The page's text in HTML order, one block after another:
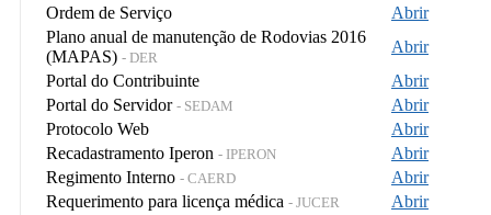
Ordem de Serviço
Abrir
Plano anual de manutenção de Rodovias 2016
(MAPAS) - DER
Abrir
Portal do Contribuinte
Abrir
Portal do Servidor - SEDAM
Abrir
Protocolo Web
Abrir
Recadastramento Iperon - IPERON
Abrir
Regimento Interno - CAERD
Abrir
Requerimento para licença médica - JUCER
Abrir